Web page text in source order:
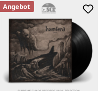
Angebot